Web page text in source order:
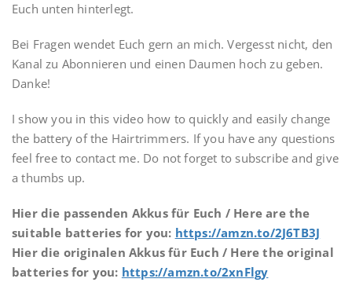
Euch unten hinterlegt.
Bei Fragen wendet Euch gern an mich. Vergesst nicht, den
Kanal zu Abonnieren und einen Daumen hoch zu geben.
Danke!
I show you in this video how to quickly and easily change
the battery of the Hairtrimmers. If you have any questions
feel free to contact me. Do not forget to subscribe and give
a thumbs up.
Hier die passenden Akkus für Euch / Here are the
suitable batteries for you: https://amzn.to/2J6TB3J
Hier die originalen Akkus für Euch / Here the original
batteries for you: https://amzn.to/2xnFlgy